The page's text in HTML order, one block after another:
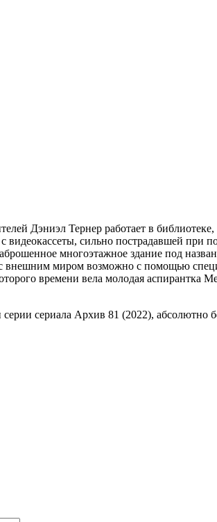
Дэниэл Тернер работает в
сильно пострадавшей при
многоэтажное здание под
внешним миром возможно с помощью
времени вела молодая аспирантка
сериала Архив 81 (2022), абсолютно